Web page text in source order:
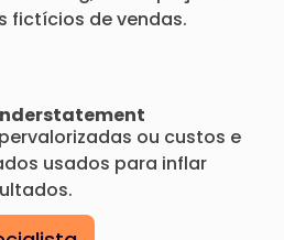
fictícios de vendas.
ou custos e
usados para inflar